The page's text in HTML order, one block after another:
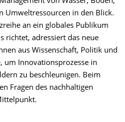
Umweltressourcen in den Blick.
an ein globales Publikum
richtet, adressiert das neue
aus Wissenschaft, Politik und
um Innovationsprozesse in
zu beschleunigen. Beim
Fragen des nachhaltigen